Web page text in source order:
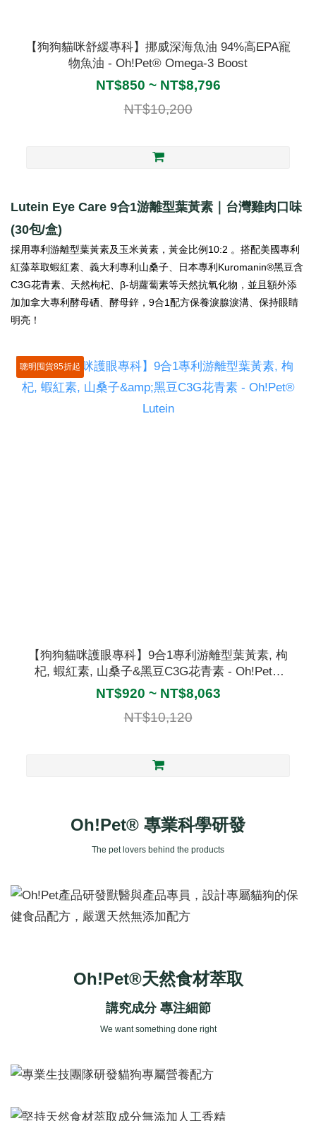
【狗狗貓咪舒緩專科】挪威深海魚油 94%高EPA寵
物魚油 - Oh!Pet® Omega-3 Boost
NT$850 ~ NT$8,796
NT$10,200
Lutein Eye Care 9合1游離型葉黃素｜台灣雞肉口味
(30包/盒)
採用專利游離型葉黃素及玉米黃素，黃金比例10:2 。搭配美國專利
紅藻萃取蝦紅素、義大利專利山桑子、日本專利Kuromanin®黑豆含
C3G花青素、天然枸杞、β-胡蘿蔔素等天然抗氧化物，並且額外添
加加拿大專利酵母硒、酵母鋅，9合1配方保養淚腺淚溝、 保持眼睛
明亮 ！
聰明囤貨85折起
【狗狗貓咪護眼專科】9合1專利游離型葉黃素, 枸
杞, 蝦紅素, 山桑子&黑豆C3G花青素 - Oh!Pet®
Lutein
NT$920 ~ NT$8,063
NT$10,120
Oh!Pet® 專業科學研發
The pet lovers behind the products
Oh!Pet®天然食材萃取
講究成分 專注細節
We want something done right